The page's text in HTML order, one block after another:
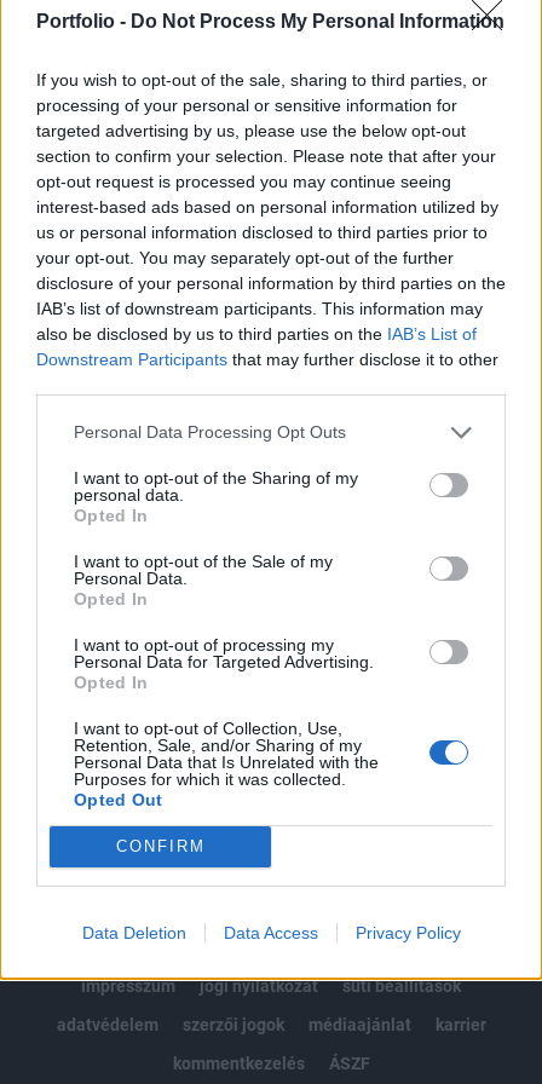
Portfolio - Do Not Process My Personal Information
If you wish to opt-out of the sale, sharing to third parties, or
processing of your personal or sensitive information for
targeted advertising by us, please use the below opt-out
section to confirm your selection. Please note that after your
opt-out request is processed you may continue seeing
interest-based ads based on personal information utilized by
us or personal information disclosed to third parties prior to
your opt-out. You may separately opt-out of the further
disclosure of your personal information by third parties on the
IAB’s list of downstream participants. This information may
also be disclosed by us to third parties on the IAB’s List of
Downstream Participants that may further disclose it to other
Personal Data Processing Opt Outs
I want to opt-out of the Sharing of my
personal data.
Opted In
I want to opt-out of the Sale of my
Personal Data.
Opted In
I want to opt-out of processing my
Personal Data for Targeted Advertising.
Opted In
I want to opt-out of Collection, Use,
Retention, Sale, and/or Sharing of my
Personal Data that Is Unrelated with the
Purposes for which it was collected.
Opted Out
CONFIRM
Data Deletion Data Access Privacy Policy
helyiek menedéket találhatnának a
A határőrök szerint a dróntámadások elhárításának
egyetlen módja a drónok lelövése. Ennek érdekében
folyamatos kiképzésben részesülnek. A védekezésben
gépfegyverekkel, rohamlövegekkel, reflektorokkal és
hőkamerákkal felszerelt kisteherautók is segítenek. Ukrajna
állítása szerint Oroszország szándékosan támadja a
kikötői infrastruktúrát és a kereskedelmi hajókat...
KEDVES OLVASÓNK!
tartozik, melynek olvasása előfizetéses
regisztrációhoz kötött.
Az előfizetés a következőket tartalmazza:
Kötéslisták: BÉT elmúlt 2 év napon belüli
kötéslistái
Előfizetés
MÁR ELŐFIZETŐNK VAGY?BEJELENTKEZÉS
impresszum
jogi nyilatkozat
süti beállítások
adatvédelem
szerzői jogok médiaajánlat
karrier
kommentkezelés
ÁSZF